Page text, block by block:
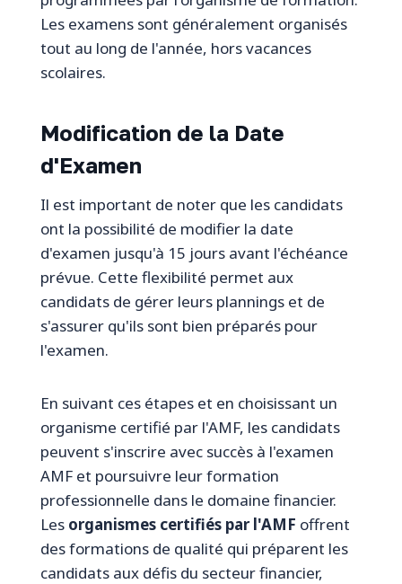
Les examens sont généralement organisés
tout au long de l'année, hors vacances
scolaires.
Modification de la Date
d'Examen
Il est important de noter que les candidats
ont la possibilité de modifier la date
d'examen jusqu'à 15 jours avant l'échéance
prévue. Cette flexibilité permet aux
candidats de gérer leurs plannings et de
s'assurer qu'ils sont bien préparés pour
l'examen.
En suivant ces étapes et en choisissant un
organisme certifié par l'AMF, les candidats
peuvent s'inscrire avec succès à l'examen
AMF et poursuivre leur formation
professionnelle dans le domaine financier.
Les organismes certifiés par l'AMF offrent
des formations de qualité qui préparent les
candidats aux défis du secteur financier,